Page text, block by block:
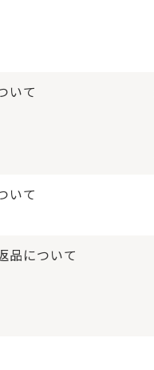
いて
いて
品について